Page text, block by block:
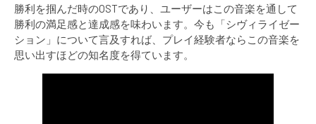
勝利を掴んだ時のOSTであり、ユーザーはこの音楽を通して
勝利の満足感と達成感を味わいます。今も「シヴィライゼー
ション」について言及すれば、プレイ経験者ならこの音楽を
思い出すほどの知名度を得ています。